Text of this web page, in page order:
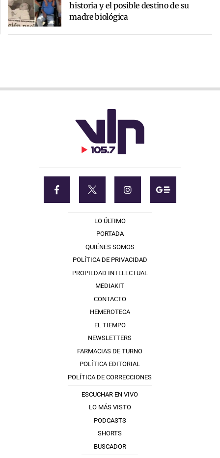
historia y el posible destino de su
madre biológica
LO ÚLTIMO
PORTADA
QUIÉNES SOMOS
POLÍTICA DE PRIVACIDAD
PROPIEDAD INTELECTUAL
MEDIAKIT
CONTACTO
HEMEROTECA
EL TIEMPO
NEWSLETTERS
FARMACIAS DE TURNO
POLÍTICA EDITORIAL
POLÍTICA DE CORRECCIONES
ESCUCHAR EN VIVO
LO MÁS VISTO
PODCASTS
SHORTS
BUSCADOR